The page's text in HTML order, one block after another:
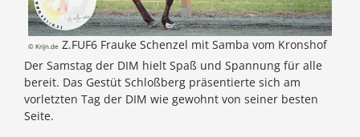
© Krijn.de Z.FUF6 Frauke Schenzel mit Samba vom Kronshof
Der Samstag der DIM hielt Spaß und Spannung für alle
bereit. Das Gestüt Schloßberg präsentierte sich am
vorletzten Tag der DIM wie gewohnt von seiner besten
Seite.